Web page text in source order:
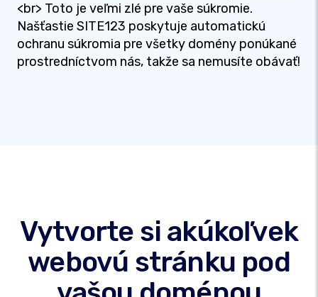
<br> Toto je veľmi zlé pre vaše súkromie.
Našťastie SITE123 poskytuje automatickú
ochranu súkromia pre všetky domény ponúkané
prostredníctvom nás, takže sa nemusíte obávať!
Vytvorte si akúkoľvek
webovú stránku pod